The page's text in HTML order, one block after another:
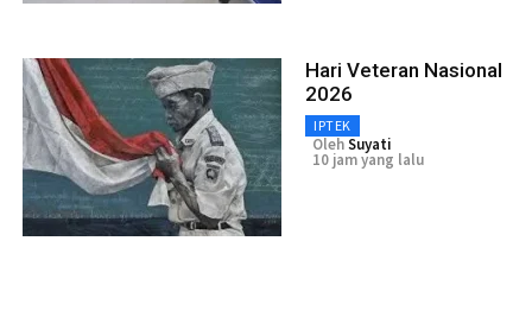
Hari Veteran Nasional
2026
IPTEK
OlehSuyati
10 jam yang lalu